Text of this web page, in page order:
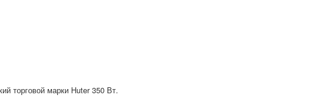
торговой марки Huter 350 Вт.